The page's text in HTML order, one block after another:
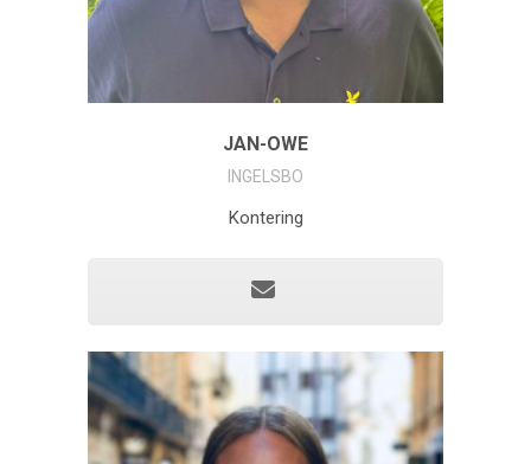
JAN-OWE
INGELSBO
Kontering